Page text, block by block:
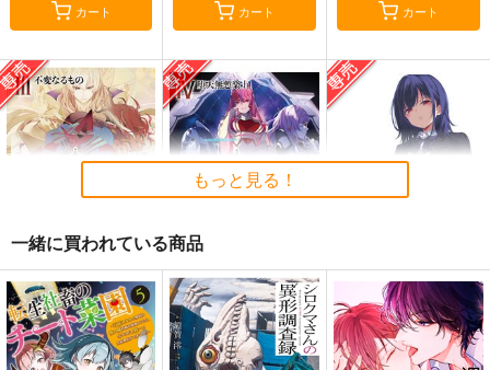
カート カート カート
黒白のアヴェスター 3
神座万象・第十四機
関
黒白のアヴェスター 4
神座万象・第十四機
関
≪C108作品セット
≫B2タペストリー
【サークル：アニマル
マシーン】
アニマルマシーン
もっと見る！
一緒に買われている商品